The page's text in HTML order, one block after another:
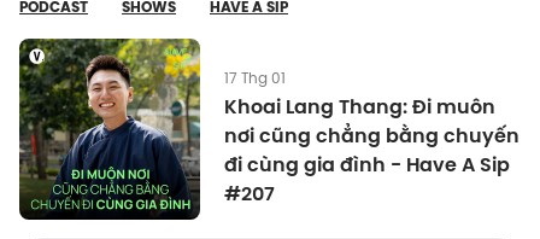
PODCAST SHOWS HAVE A SIP
17 Thg 01
Khoai Lang Thang: Đi muôn
nơi cũng chẳng bằng chuyến
đi cùng gia đình - Have A Sip
#207